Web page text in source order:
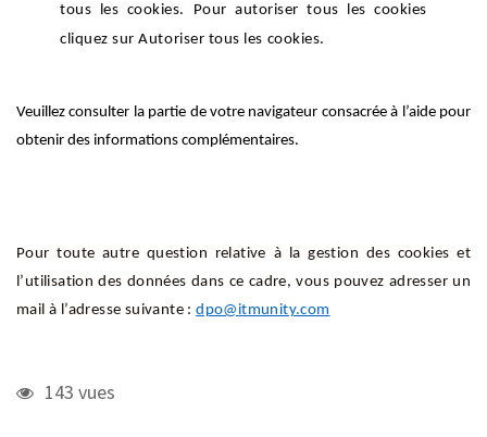
tous les cookies. Pour autoriser tous les cookies
cliquez sur Autoriser tous les cookies.
Veuillez consulter la partie de votre navigateur consacrée à l’aide pour
obtenir des informations complémentaires.
Pour toute autre question relative à la gestion des cookies et
l’utilisation des données dans ce cadre, vous pouvez adresser un
mail à l’adresse suivante :dpo@itmunity.com
143 vues